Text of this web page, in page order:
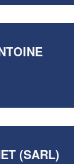
(SARL)